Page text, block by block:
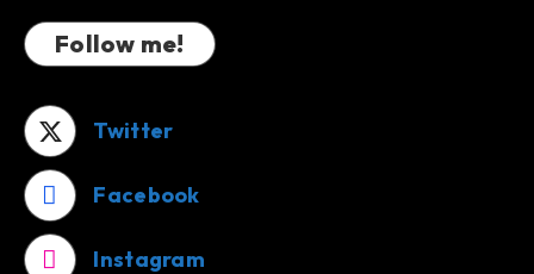
Follow me!
Twitter
Facebook
Instagram